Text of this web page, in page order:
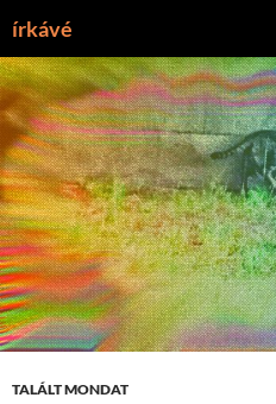
írkávé
TALÁLT MONDAT